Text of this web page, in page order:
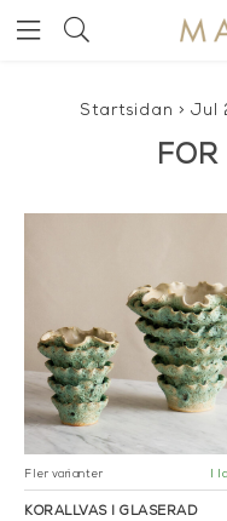
Startsidan > Jul
FOR
Fler varianter I
KORALLVAS I GLASERAD